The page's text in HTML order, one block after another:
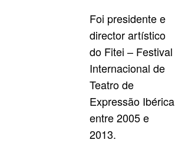
Foi presidente e
director artístico
do Fitei – Festival
Internacional de
Teatro de
Expressão Ibérica
entre 2005 e
2013.